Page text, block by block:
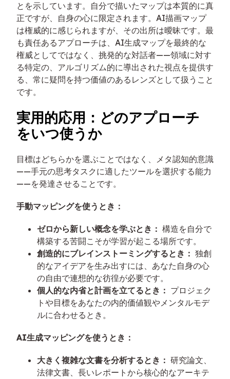
とを示しています。自分で描いたマップは本質的に真
正ですが、自身の心に限定されます。AI描画マップ
は権威的に感じられますが、その出所は曖昧です。最
も責任あるアプローチは、AI生成マップを最終的な
権威としてではなく、挑発的な対話者——領域に対す
る特定の、アルゴリズム的に導出された視点を提供す
る、常に疑問を持つ価値のあるレンズとして扱うこと
です。
実用的応用：どのアプローチ
をいつ使うか
目標はどちらかを選ぶことではなく、メタ認知的意識
——手元の思考タスクに適したツールを選択する能力
——を発達させることです。
手動マッピングを使うとき：
ゼロから新しい概念を学ぶとき： 構造を自分で
構築する苦闘こそが学習が起こる場所です。
創造的にブレインストーミングするとき： 独創
的なアイデアを生み出すには、あなた自身の心
の自由で連想的な彷徨が必要です。
個人的な内省と計画を立てるとき： プロジェク
トや目標をあなたの内的価値観やメンタルモデ
ルに合わせるとき。
AI生成マッピングを使うとき：
大きく複雑な文書を分析するとき： 研究論文、
法律文書、長いレポートから核心的なアーキテ